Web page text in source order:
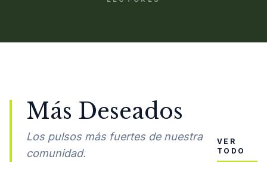
Más Deseados
Los pulsos más fuertes de nuestra
comunidad.
VER
TODO